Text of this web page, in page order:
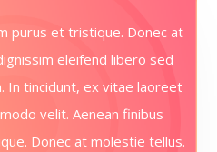
purus et tristique. Donec at
eleifend libero sed
In tincidunt, ex vitae laoreet
velit. Aenean finibus
Donec at molestie tellus.